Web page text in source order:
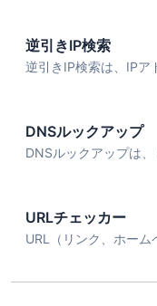
逆引きIP検索
逆引きIP検索は、IPア
DNSルックアップ
DNSルックアップは
URLチェッカー
URL（リンク、ホー